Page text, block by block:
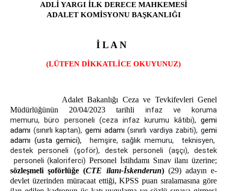
BİLGİLENDİRME
BİLGİ İŞLEM MÜDÜRLÜĞÜ
Tüm Şifrelerinizi Alma
E-İmza Yeni Şifre Alma
E-İmza Başvuru Yapma
KOMİSYON
MAHKEMELER
ADLİ YARGI İLK DERECE MAHKEMESİ
ADALET KOMİSYONU BAŞKANLIĞI
İ L A N
(LÜTFEN DİKKATLİCE OKUYUNUZ)
Adalet Bakanlığı Ceza ve Tevkifevleri Genel
Müdürlüğünün 20/04/2023 tarihli infaz ve koruma
memuru, büro personeli (ceza infaz kurumu kâtibi), gemi
adamı (sınırlı kaptan), gemi adamı(sınırlı vardiya zabiti), gemi
adamı (usta gemici), hemşire, sağlık memuru,
teknisyen,
destek personeli (şoför), destek personeli (aşçı), destek
personeli (kaloriferci)Personel İstihdamı Sınav ilanı üzerine;
sözleşmeli şoförlüğe (CTE ilanı-İskenderun) (29) adayın e-
devlet üzerinden müracaat ettiği, KPSS puan sıralamasına göre